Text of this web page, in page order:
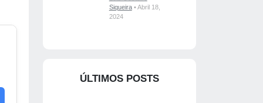
Siqueira• Abril 18,
2024
ÚLTIMOS POSTS